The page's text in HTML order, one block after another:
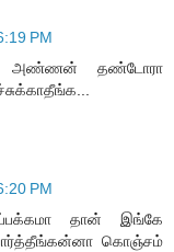
PM
அண்ணன் தண்டோரா
PM
தான் இங்கே
பார்த்தீங்கன்னா கொஞ்சம்